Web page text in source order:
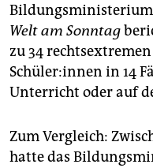
epaper login
Bildungsministerium
Welt am Sonntag
zu 34
Schü­le­r:in­nen in 14
Unterricht oder auf
Zum Vergleich:
hatte das